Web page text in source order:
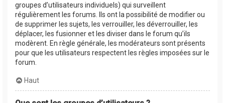
groupes d’utilisateurs individuels) qui surveillent
régulièrement les forums. Ils ont la possibilité de modifier ou
de supprimer les sujets, les verrouiller, les déverrouiller, les
déplacer, les fusionner et les diviser dans le forum qu’ils
modèrent. En règle générale, les modérateurs sont présents
pour que les utilisateurs respectent les règles imposées sur le
forum.
Haut